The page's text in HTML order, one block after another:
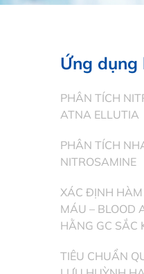
Ứng dụng
PHÂN TÍCH
ATNA ELLUTIA
PHÂN TÍCH
NITROSAMINE
XÁC ĐỊNH HÀM
MÁU – BLOOD
HẰNG GC SẮC
TIÊU CHUẨN